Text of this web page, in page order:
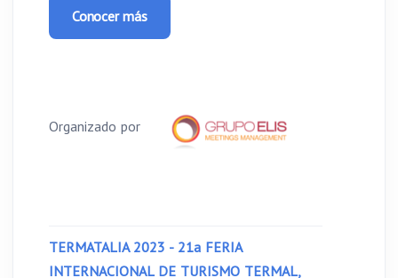
Conocer más
Organizado por
TERMATALIA 2023 - 21a FERIA
INTERNACIONAL DE TURISMO TERMAL,